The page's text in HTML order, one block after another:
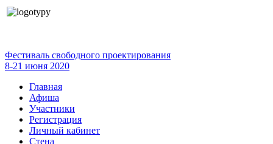
Фестиваль свободного проектирования
8-21 июня 2020
Главная
Афиша
Участники
Регистрация
Личный кабинет
Стена